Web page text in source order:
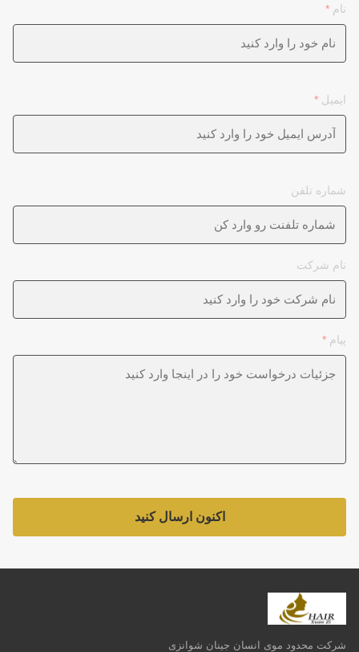
نام *
ایمیل *
شماره تلفن
نام شرکت
پیام *
اکنون ارسال کنید
شرکت محدود موی انسان جینان شوانزی